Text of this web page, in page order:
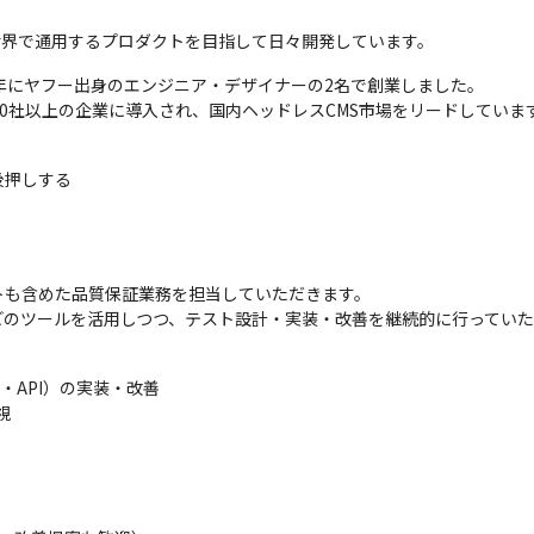
で通用するプロダクトを目指して日々開発しています。
ヤフー出身のエンジニア・デザイナーの2名で創業しました。
以上の企業に導入され、国内ヘッドレスCMS市場をリードしていま
しする
含めた品質保証業務を担当していただきます。
ールを活用しつつ、テスト設計・実装・改善を継続的に行っていた
API）の実装・改善